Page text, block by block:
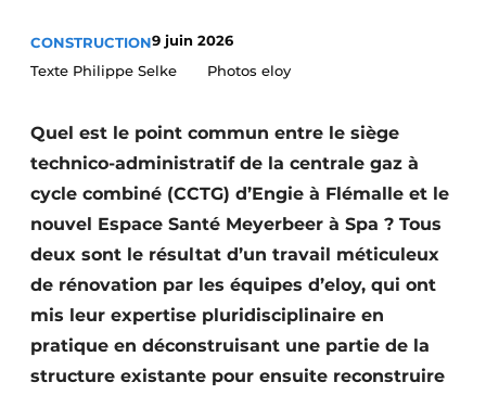
Video’s
Construction bois
Contrôle d’accès
Éclairage
Fondations
Façades
CONSTRUCTION9 juin 2026
Texte Philippe Selke Photos eloy
Quel est le point commun entre le siège
technico-administratif de la centrale gaz à
cycle combiné (CCTG) d’Engie à Flémalle et le
nouvel Espace Santé Meyerbeer à Spa ? Tous
deux sont le résultat d’un travail méticuleux
de rénovation par les équipes d’eloy, qui ont
mis leur expertise pluridisciplinaire en
pratique en déconstruisant une partie de la
structure existante pour ensuite reconstruire